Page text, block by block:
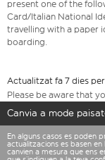
present one of the
Card/Italian National
travelling with a paper
boarding.
Actualitzat fa 7 dies
Please be aware that
Canvia a mode
En alguns casos es poden
actualitzacions es basen
canvien a mesura que ens